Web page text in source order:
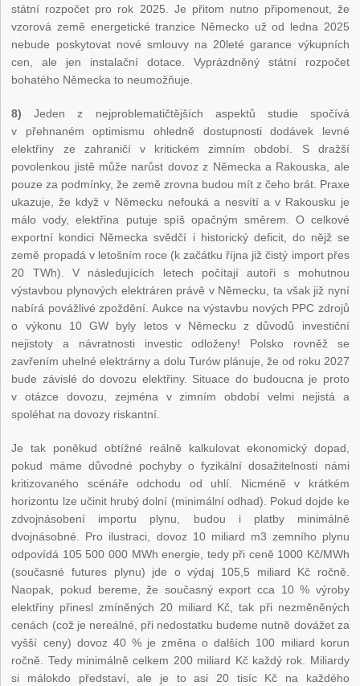
státní rozpočet pro rok 2025. Je přitom nutno připomenout, že
vzorová země energetické tranzice Německo už od ledna 2025
nebude poskytovat nové smlouvy na 20leté garance výkupních
cen, ale jen instalační dotace. Vyprázdněný státní rozpočet
bohatého Německa to neumožňuje.
8) Jeden z nejproblematičtějších aspektů studie spočívá
v přehnaném optimismu ohledně dostupnosti dodávek levné
elektřiny ze zahraničí v kritickém zimním období. S dražší
povolenkou jistě může narůst dovoz z Německa a Rakouska, ale
pouze za podmínky, že země zrovna budou mít z čeho brát. Praxe
ukazuje, že když v Německu nefouká a nesvítí a v Rakousku je
málo vody, elektřina putuje spíš opačným směrem. O celkové
exportní kondici Německa svědčí i historický deficit, do nějž se
země propadá v letošním roce (k začátku října již čistý import přes
20 TWh). V následujících letech počítají autoři s mohutnou
výstavbou plynových elektráren právě v Německu, ta však již nyní
nabírá povážlivé zpoždění. Aukce na výstavbu nových PPC zdrojů
o výkonu 10 GW byly letos v Německu z důvodů investiční
nejistoty a návratnosti investic odloženy! Polsko rovněž se
zavřením uhelné elektrárny a dolu Turów plánuje, že od roku 2027
bude závislé do dovozu elektřiny. Situace do budoucna je proto
v otázce dovozu, zejména v zimním období velmi nejistá a
spoléhat na dovozy riskantní.
Je tak poněkud obtížné reálně kalkulovat ekonomický dopad,
pokud máme důvodné pochyby o fyzikální dosažitelnosti námi
kritizovaného scénáře odchodu od uhlí. Nicméně v krátkém
horizontu lze učinit hrubý dolní (minimální odhad). Pokud dojde ke
zdvojnásobení importu plynu, budou i platby minimálně
dvojnásobné. Pro ilustraci, dovoz 10 miliard m3 zemního plynu
odpovídá 105 500 000 MWh energie, tedy při ceně 1000 Kč/MWh
(současné futures plynu) jde o výdaj 105,5 miliard Kč ročně.
Naopak, pokud bereme, že současný export cca 10 % výroby
elektřiny přinesl zmíněných 20 miliard Kč, tak při nezměněných
cenách (což je nereálné, při nedostatku budeme nutně dovážet za
vyšší ceny) dovoz 40 % je změna o dalších 100 miliard korun
ročně. Tedy minimálně celkem 200 miliard Kč každý rok. Miliardy
si málokdo představí, ale je to asi 20 tisíc Kč na každého